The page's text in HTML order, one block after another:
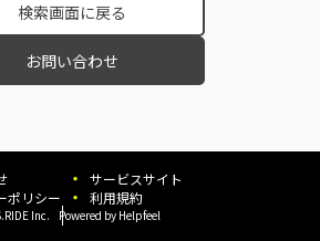
検索画面に戻る
お問い合わせ
サービスサイト
ポリシー
利用規約
Inc. Powered by Helpfeel